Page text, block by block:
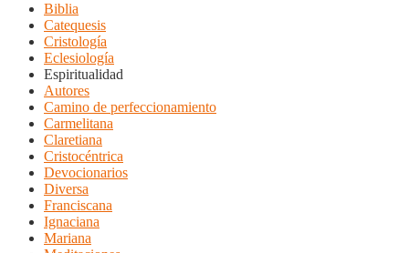
Biblia
Catequesis
Cristología
Eclesiología
Espiritualidad
Autores
Camino de perfeccionamiento
Carmelitana
Claretiana
Cristocéntrica
Devocionarios
Diversa
Franciscana
Ignaciana
Mariana